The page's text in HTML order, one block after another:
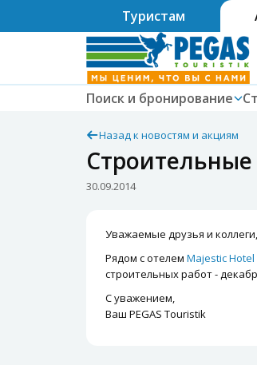
Туристам
Поиск и бронирование
Назад к новостям и акциям
30.09.2014
Уважаемые друзья и коллеги,
Рядом с отелем Majestic Hotel
строительных работ -
С уважением,
Ваш PEGAS Touristik